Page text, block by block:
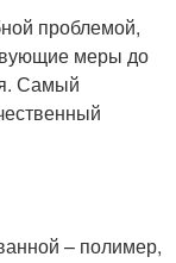
проблемой,
меры до
Самый
– полимер,